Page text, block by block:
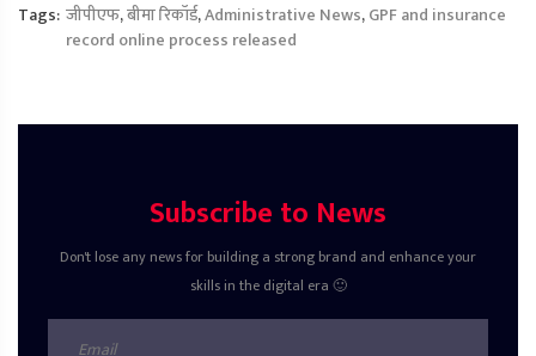
Tags: जीपीएफ,बीमा रिकॉर्ड,Administrative News,GPF and insurance
record online process released
Subscribe to News
Don't lose any news for building a strong brand and enhance your
skills in the digital era 🙂